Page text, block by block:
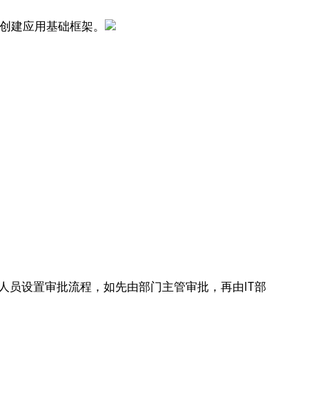
建应用基础框架。
员设置审批流程，如先由部门主管审批，再由IT部